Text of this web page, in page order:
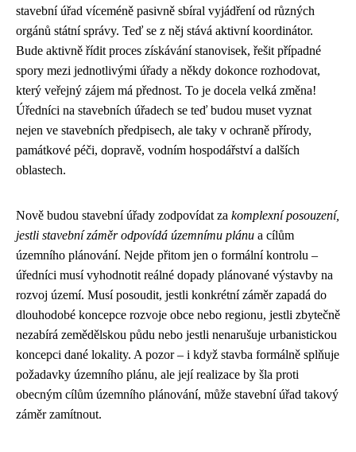
stavební úřad víceméně pasivně sbíral vyjádření od různých
orgánů státní správy. Teď se z něj stává aktivní koordinátor.
Bude aktivně řídit proces získávání stanovisek, řešit případné
spory mezi jednotlivými úřady a někdy dokonce rozhodovat,
který veřejný zájem má přednost. To je docela velká změna!
Úředníci na stavebních úřadech se teď budou muset vyznat
nejen ve stavebních předpisech, ale taky v ochraně přírody,
památkové péči, dopravě, vodním hospodářství a dalších
oblastech.
Nově budou stavební úřady zodpovídat za komplexní posouzení,
jestli stavební záměr odpovídá územnímu plánu a cílům
územního plánování. Nejde přitom jen o formální kontrolu –
úředníci musí vyhodnotit reálné dopady plánované výstavby na
rozvoj území. Musí posoudit, jestli konkrétní záměr zapadá do
dlouhodobé koncepce rozvoje obce nebo regionu, jestli zbytečně
nezabírá zemědělskou půdu nebo jestli nenarušuje urbanistickou
koncepci dané lokality. A pozor – i když stavba formálně splňuje
požadavky územního plánu, ale její realizace by šla proti
obecným cílům územního plánování, může stavební úřad takový
záměr zamítnout.